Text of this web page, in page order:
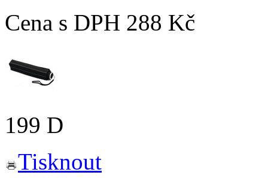
Cena s DPH 288 Kč
199 D
Tisknout